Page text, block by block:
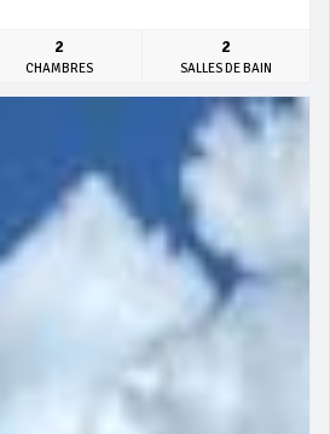
2
CHAMBRES
2
SALLES DE BAIN